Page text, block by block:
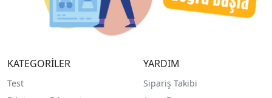
KATEGORİLER
Test
YARDIM
Sipariş Takibi